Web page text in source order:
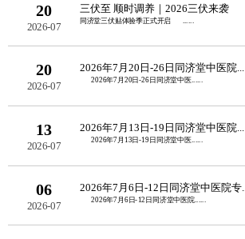
20
2026-07
三伏至 顺时调养｜2026三伏来袭
同济堂三伏贴体验季正式开启 ......
20
2026-07
2026年7月20日-26日同济堂中医院...
2026年7月20日-26日同济堂中医......
13
2026-07
2026年7月13日-19日同济堂中医院...
2026年7月13日-19日同济堂中医......
06
2026-07
2026年7月6日-12日同济堂中医院专...
2026年7月6日-12日同济堂中医院......